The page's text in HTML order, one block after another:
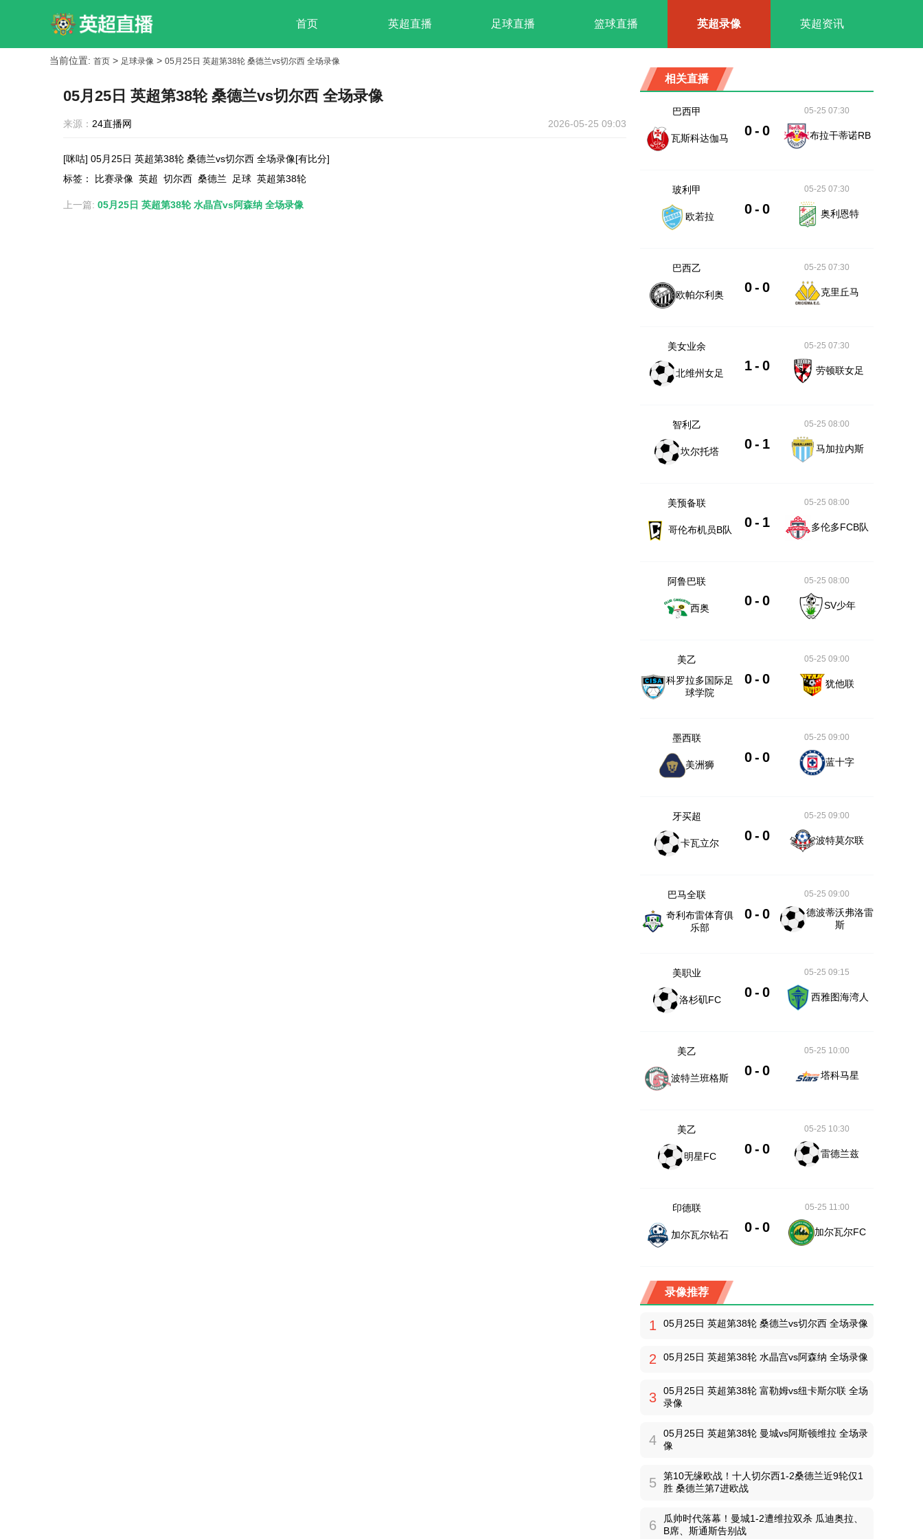
首页 英超直播 足球直播 篮球直播 英超录像 英超资讯
当前位置: 首页 > 足球录像 > 05月25日 英超第38轮 桑德兰vs切尔西 全场录像
05月25日 英超第38轮 桑德兰vs切尔西 全场录像
来源： 24直播网 2026-05-25 09:03
[咪咕] 05月25日 英超第38轮 桑德兰vs切尔西 全场录像[有比分]
标签 ： 比赛录像 英超 切尔西 桑德兰 足球 英超第38轮
上一篇: 05月25日 英超第38轮 水晶宫vs阿森纳 全场录像
相关直播
巴西甲
瓦斯科达伽马 0 - 0
05-25 07:30
布拉干蒂诺RB
玻利甲
欧若拉 0 - 0
05-25 07:30
奥利恩特
巴西乙
欧帕尔利奥 0 - 0
05-25 07:30
克里丘马
美女业余
北维州女足 1 - 0
05-25 07:30
劳顿联女足
智利乙
坎尔托塔 0 - 1
05-25 08:00
马加拉内斯
美预备联
哥伦布机员B队 0 - 1
05-25 08:00
多伦多FCB队
阿鲁巴联
西奥 0 - 0
05-25 08:00
SV少年
美乙
科罗拉多国际足
球学院
0 - 0
05-25 09:00
犹他联
墨西联
美洲狮 0 - 0
05-25 09:00
蓝十字
牙买超
卡瓦立尔 0 - 0
05-25 09:00
波特莫尔联
巴马全联
奇利布雷体育俱
乐部
0 - 0
05-25 09:00
德波蒂沃弗洛雷
斯
美职业
洛杉矶FC 0 - 0
05-25 09:15
西雅图海湾人
美乙
波特兰班格斯 0 - 0
05-25 10:00
塔科马星
美乙
明星FC 0 - 0
05-25 10:30
雷德兰兹
印德联
加尔瓦尔钻石 0 - 0
05-25 11:00
加尔瓦尔FC
录像推荐
1 05月25日 英超第38轮 桑德兰vs切尔西 全场录像
2 05月25日 英超第38轮 水晶宫vs阿森纳 全场录像
3
05月25日 英超第38轮 富勒姆vs纽卡斯尔联 全场
录像
4
05月25日 英超第38轮 曼城vs阿斯顿维拉 全场录
像
5
第10无缘欧战！十人切尔西1-2桑德兰近9轮仅1
胜 桑德兰第7进欧战
6
瓜帅时代落幕！曼城1-2遭维拉双杀 瓜迪奥拉、
B席、斯通斯告别战